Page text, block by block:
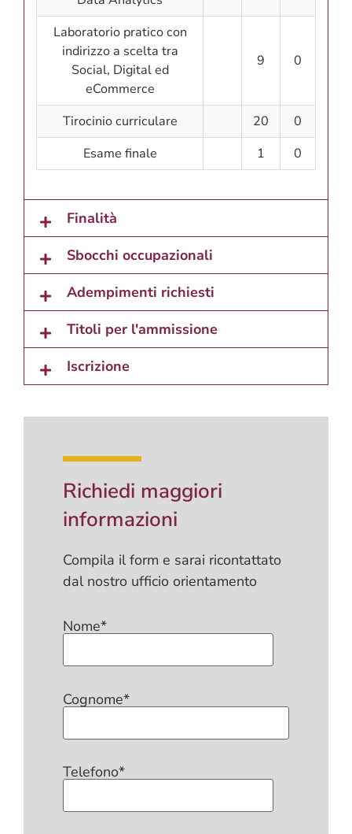
Laboratorio pratico con
indirizzo a scelta tra
Social, Digital ed
eCommerce
9 0
Tirocinio curriculare 20
0
Esame finale
1 0
Finalità
Sbocchi occupazionali
Adempimenti richiesti
Titoli per l'ammissione
Iscrizione
Richiedi maggiori
informazioni
Compila il form e sarai ricontattato
dal nostro ufficio orientamento
Nome*
Cognome*
Telefono*